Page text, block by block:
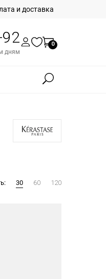
и доставка
дням
0
30 60 120